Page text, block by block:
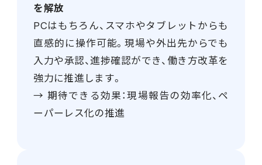
を解放
PCはもちろん、スマホやタブレットからも
直感的に操作可能。現場や外出先からでも
入力や承認、進捗確認ができ、働き方改革を
強力に推進します。
→ 期待できる効果：現場報告の効率化、ペ
ーパーレス化の推進